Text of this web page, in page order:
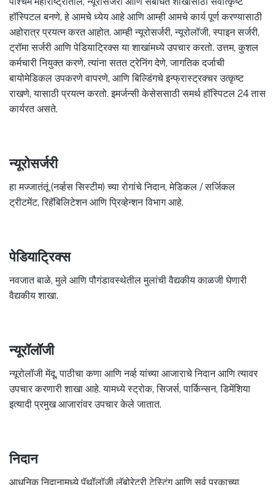
हॉस्पिटल बनणे, हे आमचे ध्येय आहे आणि आम्ही आमचे कार्य पूर्ण करण्यासाठी
अहोरात्र प्रयत्न करत आहोत. आम्ही न्यूरोसर्जरी, न्यूरोलॉजी, स्पाइन सर्जरी,
ट्रॉमा सर्जरी आणि पेडियाट्रिक्स या शाखांमध्ये उपचार करतो. उत्तम, कुशल
कर्मचारी नियुक्त करणे, त्यांना सतत ट्रेनिंग देणे, जागतिक दर्जाची
बायोमेडिकल उपकरणे वापरणे, आणि बिल्डिंगचे इन्फ्रास्ट्रक्चर उत्कृष्ट
राखणे, यासाठी प्रयत्न करतो. इमर्जन्सी केसेससाठी समर्थ हॉस्पिटल 24 तास
कार्यरत असते.
न्यूरोसर्जरी
हा मज्जातंतूं (नर्व्हस सिस्टीम) च्या रोगांचे निदान, मेडिकल / सर्जिकल
ट्रीटमेंट, रिहॅबिलिटेशन आणि प्रिव्हेन्शन विभाग आहे.
पेडियाट्रिक्स
नवजात बाळे, मुले आणि पौगंडावस्थेतील मुलांची वैद्यकीय काळजी घेणारी
वैद्यकीय शाखा.
न्यूरॉलॉजी
न्यूरोलॉजी मेंदू, पाठीचा कणा आणि नर्व्ह यांच्या आजाराचे निदान आणि त्यावर
उपचार करणारी शाखा आहे. यामध्ये स्ट्रोक, सिजर्स, पार्किन्सन, डिमेंशिया
इत्यादी प्रमुख आजारांवर उपचार केले जातात.
निदान
आधुनिक निदानामध्ये पॅथॉलॉजी लॅबोरेटरी टेस्टिंग आणि सर्व प्रकाच्या